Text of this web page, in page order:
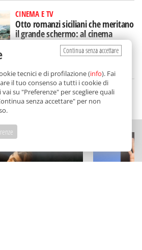
CINEMA E TV
Otto romanzi siciliani che meritano
il grande schermo: al cinema
un'Isola diversa
diTancredi Bua
DA BALARM
Continua senza accettare
tecnici e di profilazione (info). Fai
il tuo consenso a tutti i cookie di
su "Preferenze" per scegliere quali
senza accettare" per non